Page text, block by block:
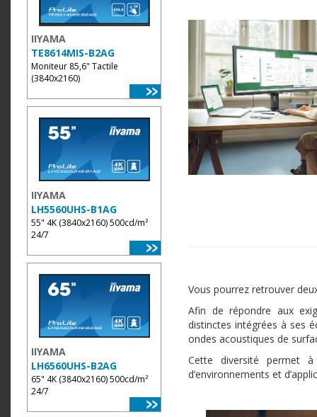
IIYAMA
TE8614MIS-B2AG
Moniteur 85,6" Tactile
(3840x2160)
IIYAMA
LH5560UHS-B1AG
55" 4K (3840x2160) 500cd/m²
24/7
IIYAMA
LH6560UHS-B2AG
65" 4K (3840x2160) 500cd/m²
24/7
Vous pourrez retrouver
Afin de répondre aux
distinctes intégrées à ses
ondes acoustiques de
Cette diversité permet
d’environnements et